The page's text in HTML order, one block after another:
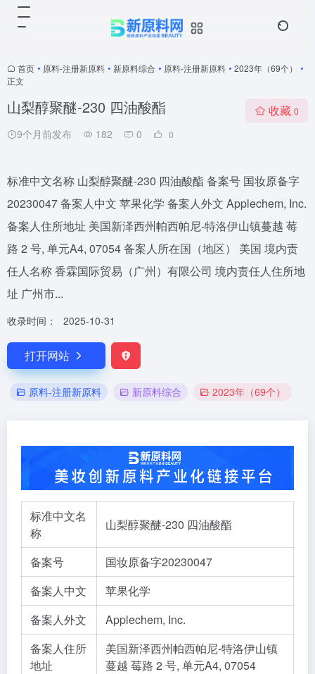
首页 • 原料-注册新原料 • 新原料综合 • 原料-注册新原料 • 2023年（69个）
•
正文
山梨醇聚醚-230 四油酸酯
9个月前发布 182 0 0
收藏 0
标准中文名称 山梨醇聚醚-230 四油酸酯 备案号 国妆原备字
20230047 备案人中文 苹果化学 备案人外文 Applechem, Inc.
备案人住所地址 美国新泽西州帕西帕尼-特洛伊山镇蔓越 莓
路 2 号, 单元A4, 07054 备案人所在国（地区） 美国 境内责
任人名称 香霖国际贸易（广州）有限公司 境内责任人住所地
址 广州市...
收录时间： 2025-10-31
打开网站
原料-注册新原料 新原料综合 2023年（69个）
标准中文名
称
山梨醇聚醚-230 四油酸酯
备案号
国妆原备字20230047
备案人中文
苹果化学
备案人外文
Applechem, Inc.
备案人住所
地址
美国新泽西州帕西帕尼-特洛伊山镇
蔓越 莓路 2 号, 单元A4, 07054